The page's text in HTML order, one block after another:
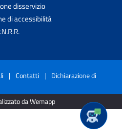
disservizio
di accessibilità
| Contatti | Dichiarazione di
da Wemapp